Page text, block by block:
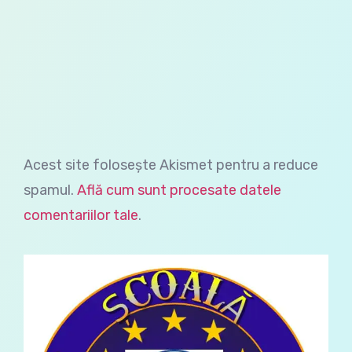
Acest site folosește Akismet pentru a reduce
spamul. Află cum sunt procesate datele
comentariilor tale.